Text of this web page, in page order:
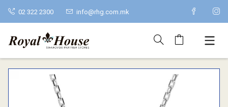
02 322 2300 info@rhg.com.mk